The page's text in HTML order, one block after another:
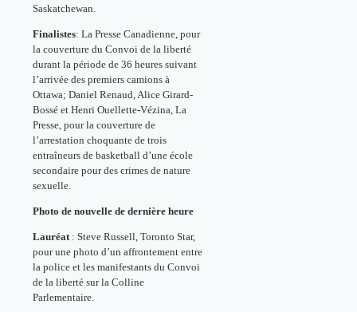
Saskatchewan.
Finalistes: La Presse Canadienne, pour
la couverture du Convoi de la liberté
durant la période de 36 heures suivant
l’arrivée des premiers camions à
Ottawa; Daniel Renaud, Alice Girard-
Bossé et Henri Ouellette-Vézina, La
Presse, pour la couverture de
l’arrestation choquante de trois
entraîneurs de basketball d’une école
secondaire pour des crimes de nature
sexuelle.
Photo de nouvelle de dernière heure
Lauréat : Steve Russell, Toronto Star,
pour une photo d’un affrontement entre
la police et les manifestants du Convoi
de la liberté sur la Colline
Parlementaire.